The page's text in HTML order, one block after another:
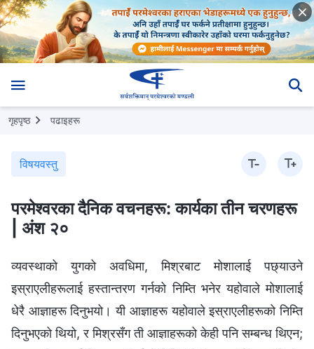
गृहपृष्ठ पढाइहरू
विषयवस्तु
परमेश्‍वरका दैनिक वचनहरू: कार्यका तीन चरणहरू
| अंश २०
व्यवस्थाको युगको अवधिमा, मिश्रबाट मोशालाई पछ्याउने
इस्राएलीहरूलाई हस्तान्तरण गर्नको निम्ति भनेर यहोवाले मोशालाई
धेरै आज्ञाहरू दिनुभयो। यी आज्ञाहरू यहोवाले इस्राएलीहरूको निम्ति
दिनुभएको थियो, र मिश्रसँग ती आज्ञाहरूको केही पनि सम्बन्ध थिएन;